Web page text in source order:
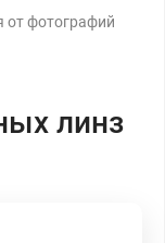
от фотографий
линз